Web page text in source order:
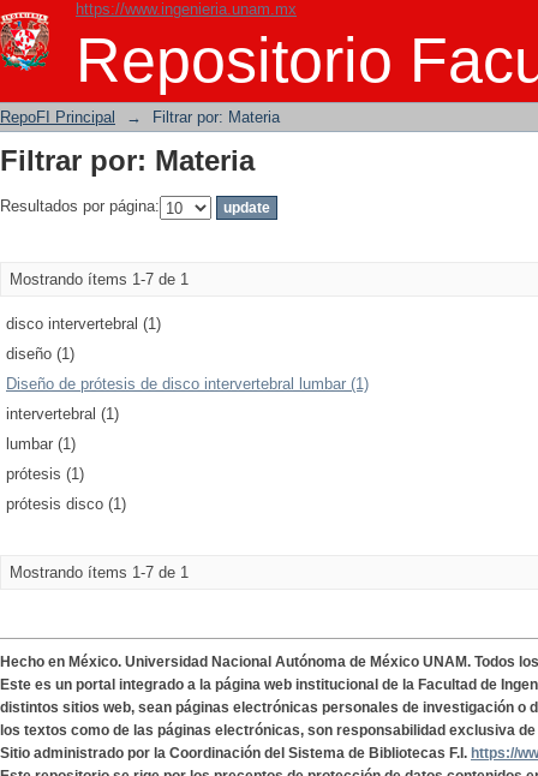
https://www.ingenieria.unam.mx
Repositorio
Filtrar por: Materia
RepoFI Principal → Filtrar por: Materia
Filtrar por: Materia
Resultados por página:
Mostrando ítems 1-7 de 1
disco intervertebral (1)
diseño (1)
Diseño de prótesis de disco intervertebral lumbar (1)
intervertebral (1)
lumbar (1)
prótesis (1)
prótesis disco (1)
Mostrando ítems 1-7 de 1
Hecho en México. Universidad Nacional Autónoma de México UNAM. Todos
Este es un portal integrado a la página web institucional de la Facultad de
distintos sitios web, sean páginas electrónicas personales de investigación o
los textos como de las páginas electrónicas, son responsabilidad exclusiva
Sitio administrado por la Coordinación del Sistema de Bibliotecas F.I. https://